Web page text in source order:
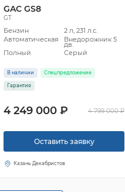
GAC GS8
GT
Бензин
2 л, 231 л.с.
Автоматическая
Внедорожник 5
дв.
Полный
Серый
В наличии Спецпредложение
Гарантия
4 249 000 ₽ 4 799 000 ₽
Оставить заявку
Казань Декабристов